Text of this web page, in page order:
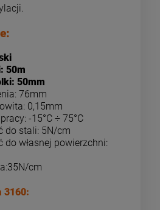
50m
50mm
76mm
0,15mm
-15°C ÷ 75°C
do stali: 5N/cm
do własnej powierzchni:
cm
3160: